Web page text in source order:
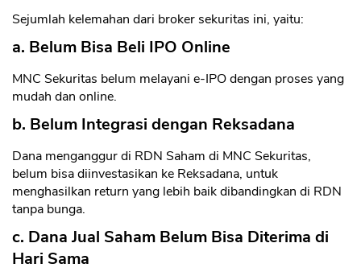
Sejumlah kelemahan dari broker sekuritas ini, yaitu:
a. Belum Bisa Beli IPO Online
MNC Sekuritas belum melayani e-IPO dengan proses yang
mudah dan online.
b. Belum Integrasi dengan Reksadana
Dana menganggur di RDN Saham di MNC Sekuritas,
belum bisa diinvestasikan ke Reksadana, untuk
menghasilkan return yang lebih baik dibandingkan di RDN
tanpa bunga.
c. Dana Jual Saham Belum Bisa Diterima di
Hari Sama